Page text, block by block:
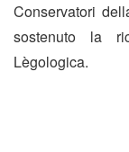
Conservatori
sostenuto la
Lègologica.